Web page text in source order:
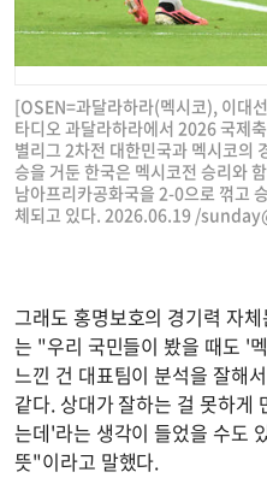
[OSEN=과달라하라(멕시코), 이대
타디오 과달라하라에서 2026 국제
별리그 2차전 대한민국과 멕시코의
승을 거둔 한국은 멕시코전 승리와
남아프리카공화국을 2-0으로 꺾고
체되고 있다. 2026.06.19 /
그래도 홍명보호의 경기력 자
는 "우리 국민들이 봤을 때도 '
느낀 건 대표팀이 분석을 잘해
같다. 상대가 잘하는 걸 못하게
는데'라는 생각이 들었을 수도
뜻"이라고 말했다.